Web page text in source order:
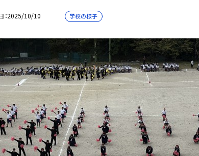
2025/10/10 学校の様子